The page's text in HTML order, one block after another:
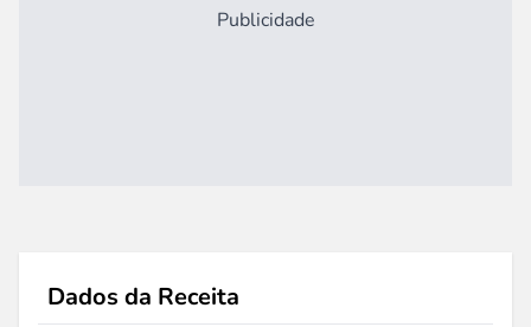
Publicidade
Dados da Receita